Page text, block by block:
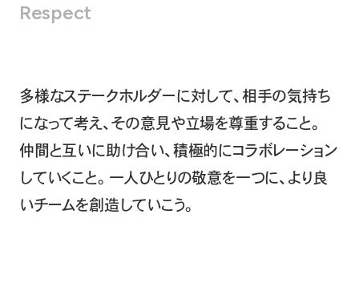
Respect
多様なステークホルダーに対して、相手の気持ち
になって考え、その意見や立場を尊重すること。
仲間と互いに助け合い、積極的にコラボレーション
していくこと。 一人ひとりの敬意を一つに、より良
いチームを創造していこう。